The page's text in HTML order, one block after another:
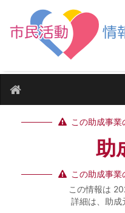
この助成事
助
この助成事
この情報は
詳細は、助